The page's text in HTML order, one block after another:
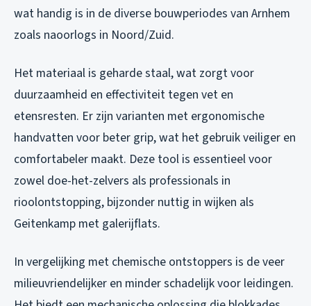
wat handig is in de diverse bouwperiodes van Arnhem
zoals naoorlogs in Noord/Zuid.
Het materiaal is geharde staal, wat zorgt voor
duurzaamheid en effectiviteit tegen vet en
etensresten. Er zijn varianten met ergonomische
handvatten voor beter grip, wat het gebruik veiliger en
comfortabeler maakt. Deze tool is essentieel voor
zowel doe-het-zelvers als professionals in
rioolontstopping, bijzonder nuttig in wijken als
Geitenkamp met galerijflats.
In vergelijking met chemische ontstoppers is de veer
milieuvriendelijker en minder schadelijk voor leidingen.